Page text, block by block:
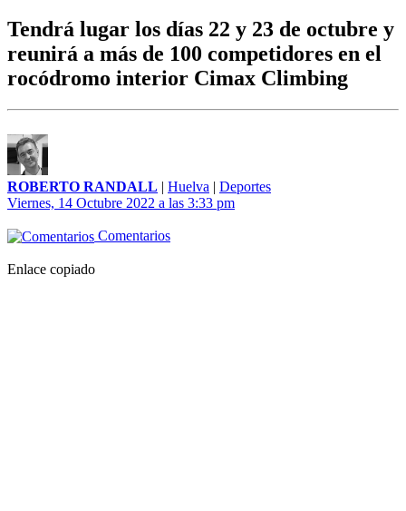
Tendrá lugar los días 22 y 23 de octubre y
reunirá a más de 100 competidores en el
rocódromo interior Cimax Climbing
ROBERTO RANDALL | Huelva | Deportes
Viernes, 14 Octubre 2022 a las 3:33 pm
Comentarios
Enlace copiado